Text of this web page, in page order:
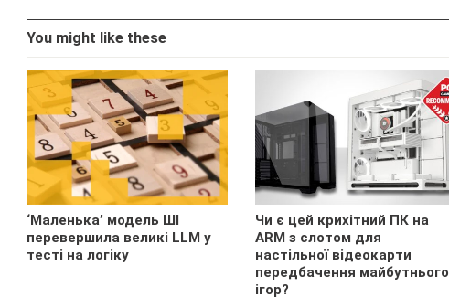
You might like these
‘Маленька’ модель ШІ
перевершила великі LLM у
тесті на логіку
Чи є цей крихітний ПК на
ARM з слотом для
настільної відеокарти
передбачення майбутнього
ігор?